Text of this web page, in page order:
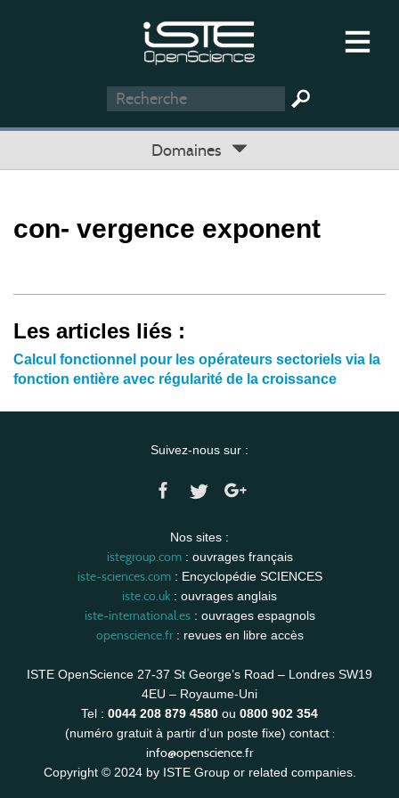
Domaines
con- vergence exponent
Les articles liés :
Calcul fonctionnel pour les opérateurs sectoriels via la
fonction entière avec régularité de la croissance
Suivez-nous sur :
Nos sites :
istegroup.com: ouvrages français
iste-sciences.com: Encyclopédie SCIENCES
iste.co.uk : ouvrages anglais
iste-international.es: ouvrages espagnols
openscience.fr: revues en libre accès
ISTE OpenScience 27-37 St George’s Road – Londres SW19
4EU – Royaume-Uni
Tel : 0044 208 879 4580 ou 0800 902 354
(numéro gratuit à partir d’un poste fixe) contact :
info@openscience.fr
Copyright © 2024 by ISTE Group or related companies.